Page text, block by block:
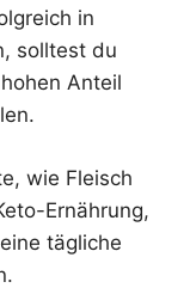
in
solltest du
Anteil
wie Fleisch
Ernährung,
tägliche